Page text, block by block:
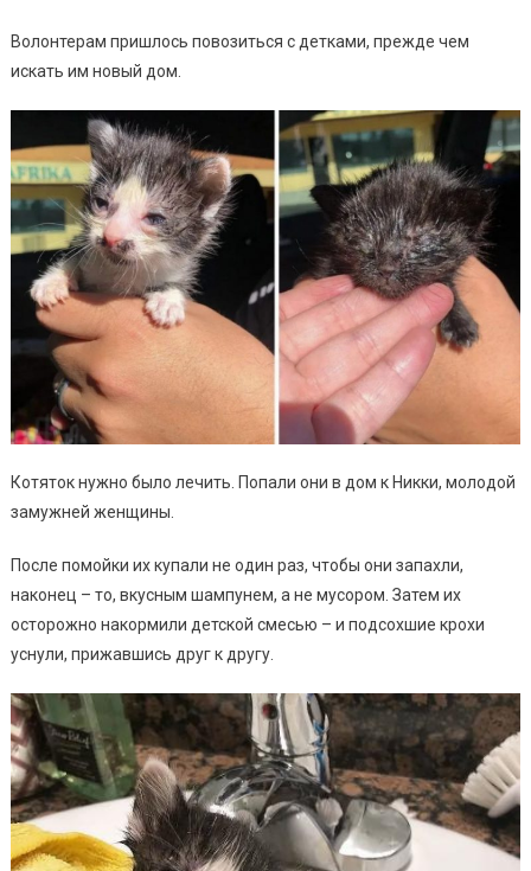
Волонтерам пришлось повозиться с детками, прежде чем
искать им новый дом.
Котяток нужно было лечить. Попали они в дом к Никки, молодой
замужней женщины.
После помойки их купали не один раз, чтобы они запахли,
наконец – то, вкусным шампунем, а не мусором. Затем их
осторожно накормили детской смесью – и подсохшие крохи
уснули, прижавшись друг к другу.